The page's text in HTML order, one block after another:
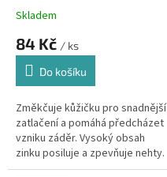
Skladem
84 Kč / ks
Do košíku
Změkčuje kůžičku pro snadnější
zatlačení a pomáhá předcházet
vzniku záděr. Vysoký obsah
zinku posiluje a zpevňuje nehty.